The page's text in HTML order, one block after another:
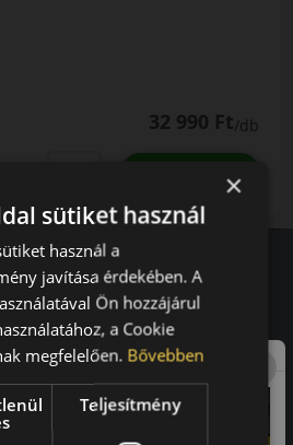
32 990 Ft/db
vélemények
97.76%
ismerősének ezt a boltot.
vélemény alapján
×
sütiket használ
használ a
javítása érdekében. A
Ön hozzájárul
a Cookie
megfelelően. Bővebben
Teljesítmény